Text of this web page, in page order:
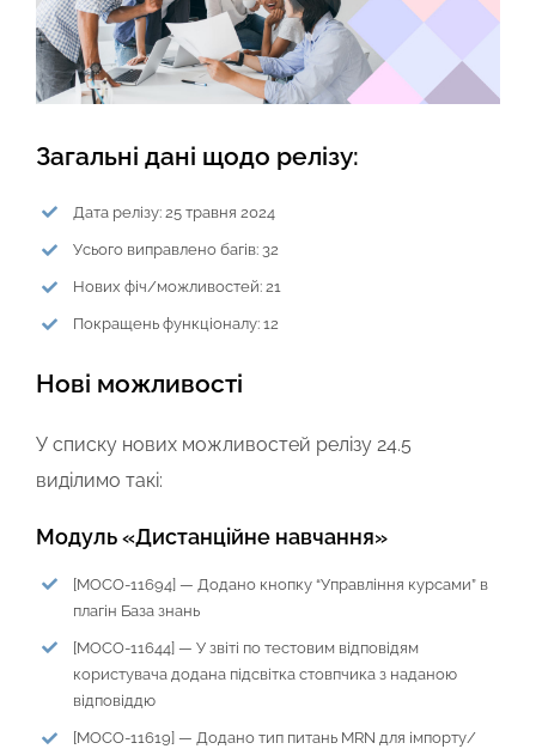
Загальні дані щодо релізу:
Дата релізу: 25 травня 2024
Усього виправлено багів: 32
Нових фіч/можливостей: 21
Покращень функціоналу: 12
Нові можливості
У списку нових можливостей релізу 24.5
виділимо такі:
Модуль «Дистанційне навчання»
[MOCO-11694] — Додано кнопку “Управління курсами” в
плагін База знань
[MOCO-11644] — У звіті по тестовим відповідям
користувача додана підсвітка стовпчика з наданою
відповіддю
[MOCO-11619] — Додано тип питань MRN для імпорту/